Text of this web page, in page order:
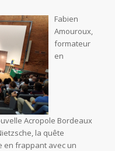
Fabien
Amouroux,
formateur
en
Acropole Bordeaux
la quête
en frappant avec un